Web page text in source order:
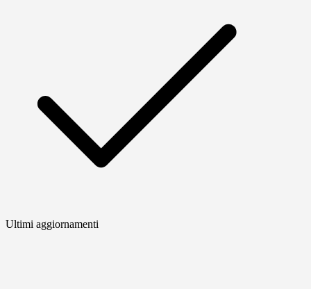
Ultimi aggiornamenti